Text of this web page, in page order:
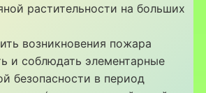
растительности на больших
возникновения пожара
и соблюдать элементарные
безопасности в период